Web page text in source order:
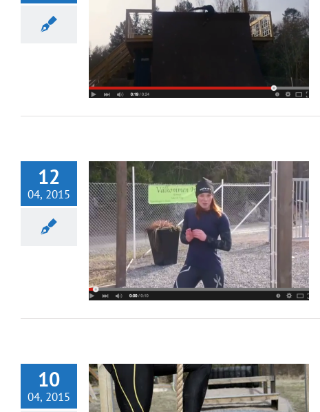
12
04, 2015
10
04, 2015